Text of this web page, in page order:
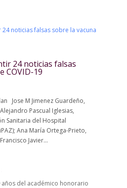
24 noticias falsas
COVID-19
Jose M Jimenez Guardeño,
Pascual Iglesias,
Sanitaria del Hospital
Ana María Ortega-Prieto,
Javier...
del académico honorario